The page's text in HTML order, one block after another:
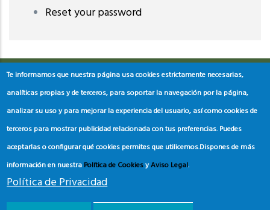
Reset your password
download
Te informamos que nuestra página usa cookies estrictamente necesarias,
analíticas propias y de terceros, para soportar la navegación por la página,
analizar su uso y para mejorar la experiencia del usuario, así como cookies de
terceros para mostrar publicidad relacionada con tus preferencias. Puedes
aceptarlas o configurar qué cookies permites que utilicemos.Dispones de más
información en nuestra Política de CookiesyAviso Legal.
Política de Privacidad